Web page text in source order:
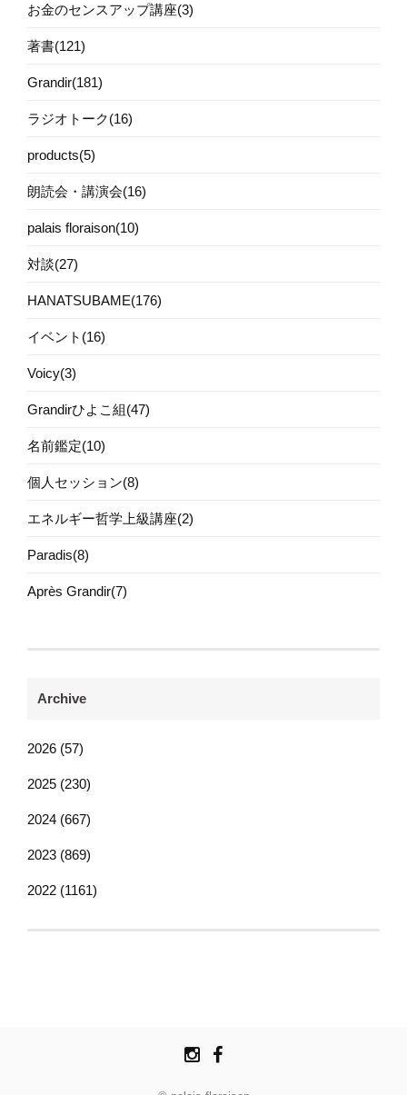
お金のセンスアップ講座(3)
著書(121)
Grandir(181)
ラジオトーク(16)
products(5)
朗読会・講演会(16)
palais floraison(10)
対談(27)
HANATSUBAME(176)
イベント(16)
Voicy(3)
Grandirひよこ組(47)
名前鑑定(10)
個人セッション(8)
エネルギー哲学上級講座(2)
Paradis(8)
Après Grandir(7)
Archive
2026 (57)
2025 (230)
2024 (667)
2023 (869)
2022 (1161)